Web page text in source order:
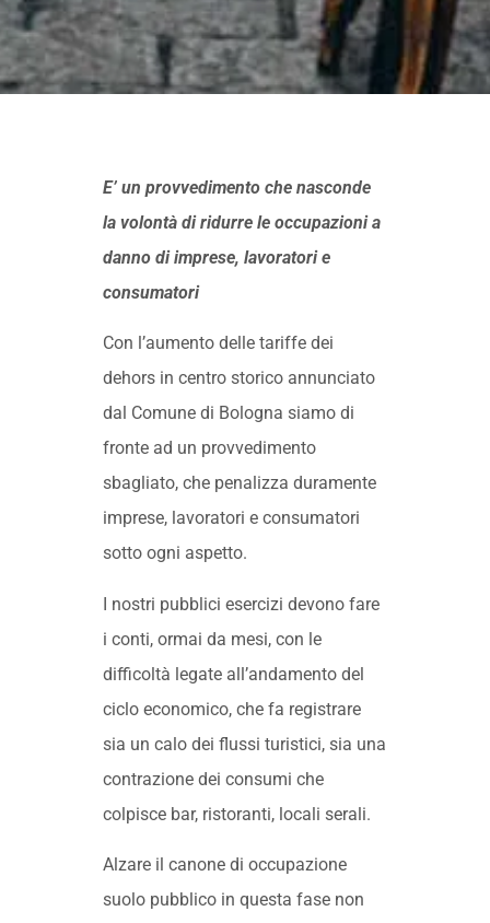
E’ un provvedimento che nasconde
la volontà di ridurre le occupazioni a
danno di imprese, lavoratori e
consumatori
Con l’aumento delle tariffe dei
dehors in centro storico annunciato
dal Comune di Bologna siamo di
fronte ad un provvedimento
sbagliato, che penalizza duramente
imprese, lavoratori e consumatori
sotto ogni aspetto.
I nostri pubblici esercizi devono fare
i conti, ormai da mesi, con le
difficoltà legate all’andamento del
ciclo economico, che fa registrare
sia un calo dei flussi turistici, sia una
contrazione dei consumi che
colpisce bar, ristoranti, locali serali.
Alzare il canone di occupazione
suolo pubblico in questa fase non